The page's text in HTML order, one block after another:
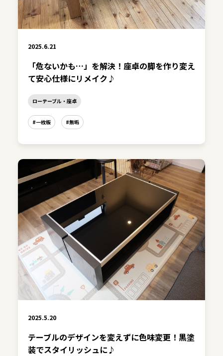
2025.6.21
「危ないかも…」を解決！座卓の脚を作り変え
て安心仕様にリメイク♪
ローテーブル・座卓
#一枚板 #無垢
2025.5.20
テーブルのデザインを変えずに色味変更！黒塗
装でスタイリッシュに♪